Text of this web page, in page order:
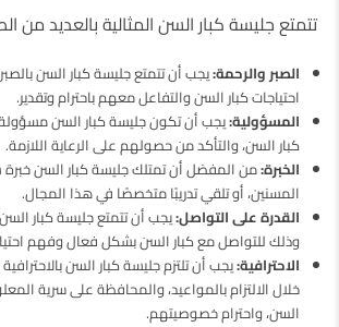
تتمتع جليسة كبار السن المثالية بالعديد من
الصبر والرحمة:يجب أن تتمتع جليسة كبار السن
احتياجات كبار السن والتفاعل معهم باحترام وتقدير.
المسؤولية:يجب أن تكون جليسة كبار السن
كبار السن، والتأكد من حصولهم على الرعاية اللازمة.
الخبرة:من المفضل أن تمتلك جليسة كبار السن
المسنين، أو تلقي تدريبًا متخصصًا في هذا المجال.
القدرة على التواصل:يجب أن تتمتع جليسة كبار
وذلك للتواصل مع كبار السن بشكل فعال وفهم
الاحترافية:يجب أن تلتزم جليسة كبار السن
خلال الالتزام بالمواعيد، والمحافظة على سرية
السن، واحترام خصوصيتهم.